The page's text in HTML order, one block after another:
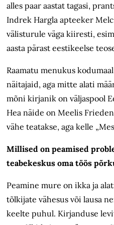
alles paar aastat tagasi,
Indrek Hargla apteeker
välisturule väga kiiresti,
aasta pärast eestikeelse
Raamatu menukus
näitajaid, aga mitte alati
mõni kirjanik on väljaspool
Hea näide on Meelis
vähe teatakse, aga kelle
Millised on peamised
teabekeskus oma töös
Peamine mure on ikka ja
tõlkijate vähesus või lausa
keelte puhul. Kirjanduse